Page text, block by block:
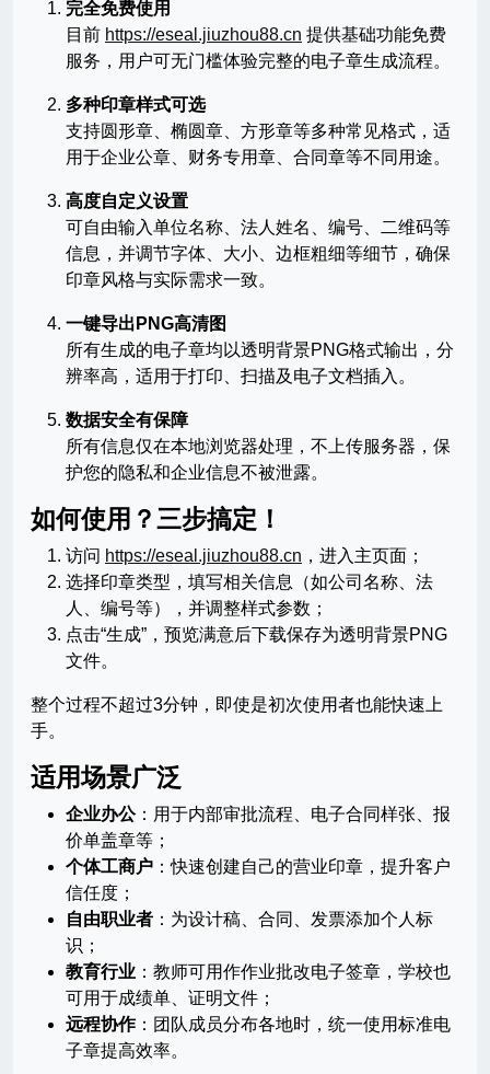
完全免费使用
目前 https://eseal.jiuzhou88.cn 提供基础功能免费
服务，用户可无门槛体验完整的电子章生成流程。
多种印章样式可选
支持圆形章、椭圆章、方形章等多种常见格式，适
用于企业公章、财务专用章、合同章等不同用途。
高度自定义设置
可自由输入单位名称、法人姓名、编号、二维码等
信息，并调节字体、大小、边框粗细等细节，确保
印章风格与实际需求一致。
一键导出PNG高清图
所有生成的电子章均以透明背景PNG格式输出，分
辨率高，适用于打印、扫描及电子文档插入。
数据安全有保障
所有信息仅在本地浏览器处理，不上传服务器，保
护您的隐私和企业信息不被泄露。
如何使用？三步搞定！
访问 https://eseal.jiuzhou88.cn ，进入主页面；
选择印章类型，填写相关信息（如公司名称、法
人、编号等），并调整样式参数；
点击“生成”，预览满意后下载保存为透明背景PNG
文件。
整个过程不超过3分钟，即使是初次使用者也能快速上
手。
适用场景广泛
企业办公：用于内部审批流程、电子合同样张、报
价单盖章等；
个体工商户 ：快速创建自己的营业印章，提升客户
信任度；
自由职业者 ：为设计稿、合同、发票添加个人标
识；
教育行业 ：教师可用作作业批改电子签章，学校也
可用于成绩单、证明文件；
远程协作：团队成员分布各地时，统一使用标准电
子章提高效率。